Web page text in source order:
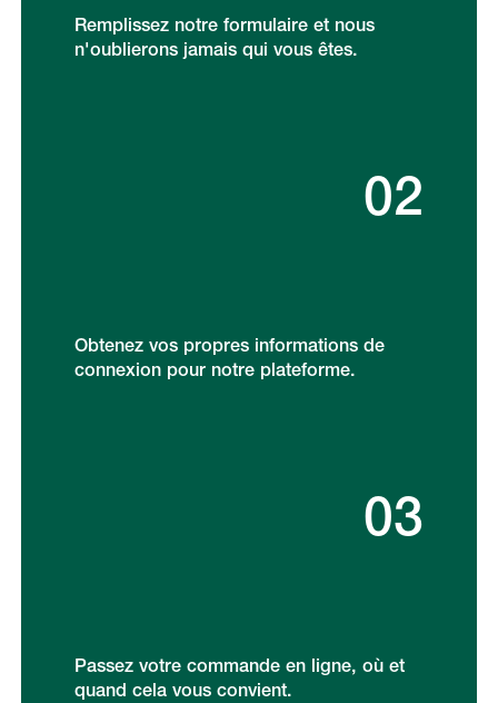
Remplissez notre formulaire et nous
n'oublierons jamais qui vous êtes.
02
Obtenez vos propres informations de
connexion pour notre plateforme.
03
Passez votre commande en ligne, où et
quand cela vous convient.